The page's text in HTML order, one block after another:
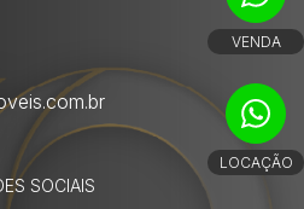
SOCIAIS
VENDA
LOCAÇÃO